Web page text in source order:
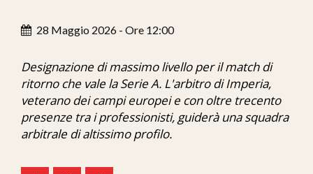
Sanità
Economia
Ita-Mondo
C7 Play
We Calabria
28 Maggio 2026 - Ore 12:00
Designazione di massimo livello per il match di
ritorno che vale la Serie A. L'arbitro di Imperia,
veterano dei campi europei e con oltre trecento
presenze tra i professionisti, guiderà una squadra
arbitrale di altissimo profilo.